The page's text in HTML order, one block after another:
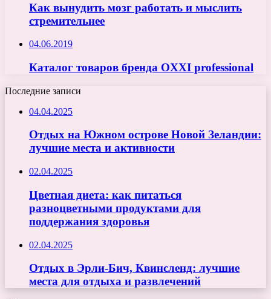
Как вынудить мозг работать и мыслить
стремительнее
04.06.2019
Каталог товаров бренда OXXI professional
Последние записи
04.04.2025
Отдых на Южном острове Новой Зеландии:
лучшие места и активности
02.04.2025
Цветная диета: как питаться
разноцветными продуктами для
поддержания здоровья
02.04.2025
Отдых в Эрли-Бич, Квинсленд: лучшие
места для отдыха и развлечений